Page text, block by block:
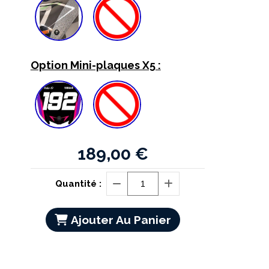
Option Mini-plaques X5 :
189,00 €
Quantité :
Ajouter Au Panier